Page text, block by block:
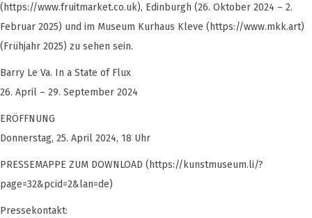
(https://www.fruitmarket.co.uk), Edinburgh (26. Oktober 2024 – 2.
Februar 2025) und im Museum Kurhaus Kleve (https://www.mkk.art)
(Frühjahr 2025) zu sehen sein.
Barry Le Va. In a State of Flux
26. April – 29. September 2024
ERÖFFNUNG
Donnerstag, 25. April 2024, 18 Uhr
PRESSEMAPPE ZUM DOWNLOAD (https://kunstmuseum.li/?
page=32&pcid=2&lan=de)
Pressekontakt: